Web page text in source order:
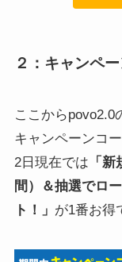
２：キャンペ
ここからpovo2.0
キャンペーンコ
2日現在では 「
間）＆抽選でロ
ト！」 が1番お得